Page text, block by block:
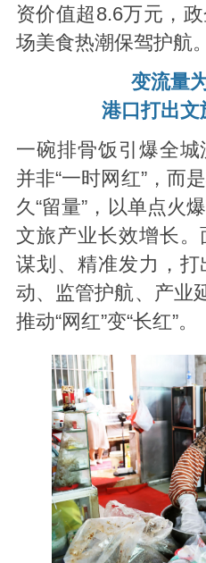
资价值超8.6万元，
场美食热潮保驾护航。
变流量
港口打出文
一碗排骨饭引爆全
并非“一时网红”，而
久“留量”，以单点火
文旅产业长效增长
谋划、精准发力，
动、监管护航、产业
推动“网红”变“长红”。